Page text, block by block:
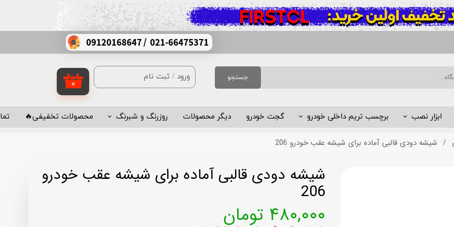
021-66475371
09120168647/
جستجو
۰
ابزار نصب
کاردک
برچسب تریم داخلی خودرو
گلس محافظ کنسول و مانیتور
گجت خودرو دیگر محصولات روزرنگ و شبرنگ
شبرنگ
محصولات تخفیفی🔥
ورود / ثبت نام
تغییر گذر واژه
شیشه دودی قالبی آماده برای شیشه عقب خودرو 206
شیشه دودی قالبی آماده برای شیشه عقب خودرو
206
۴۸۰,۰۰۰ تومان